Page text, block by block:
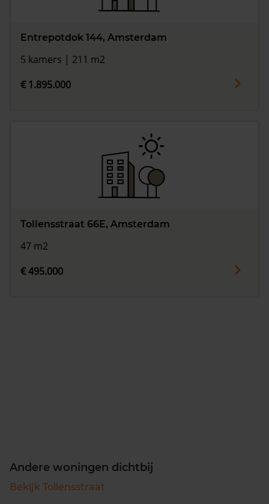
Entrepotdok 144, Amsterdam
5 kamers | 211 m2
€ 1.895.000
Tollensstraat 66E, Amsterdam
47 m2
€ 495.000
Andere woningen dichtbij
Bekijk Tollensstraat